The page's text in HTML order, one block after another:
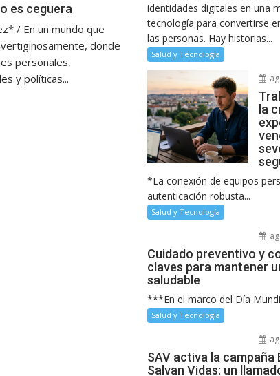
es ceguera
/ En un mundo que
donde
personales,
y políticas...
identidades digitales en una
tecnología para convertirse
las personas. Hay historias...
Salud y Tecnología
la
*La conexión de equipos
autenticación robusta...
Salud y Tecnología
Cuidado preventivo y
claves para mantener
saludable
***En el marco del Día
Salud y Tecnología
SAV activa la campaña
Salvan Vidas: un